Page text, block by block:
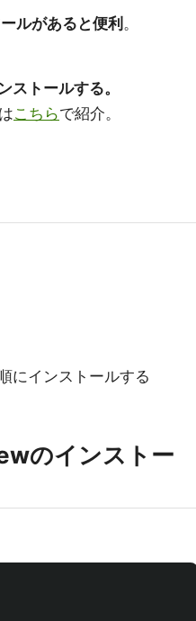
ルがあると便利 。
ストールする。
こちらで紹介。
にインストールする
のインストー